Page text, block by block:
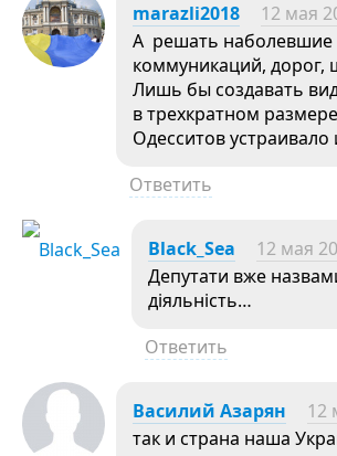
marazli2018 12 мая
А решать наболевшие
коммуникаций, дорог,
Лишь бы создавать
в трехкратном
Одесситов
Ответить
Black_Sea 12 мая
Депутати вже
діяльність…
Ответить
Василий Азарян 12
так и страна наша